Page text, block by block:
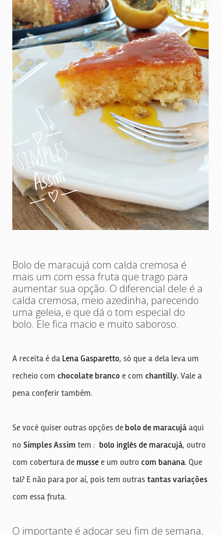
Bolo de maracujá com calda cremosa é
mais um com essa fruta que trago para
aumentar sua opção. O diferencial dele é a
calda cremosa, meio azedinha, parecendo
uma geleia, e que dá o tom especial do
bolo. Ele fica macio e muito saboroso.
A receita é da Lena Gasparetto, só que a dela leva um
recheio com chocolate brancoe com chantilly.Vale a
pena conferir também.
Se você quiser outras opções debolo de maracujáaqui
no Simples Assimtem : bolo inglês de maracujá, outro
com cobertura de musse e um outro com banana. Que
tal? E não para por aí, pois tem outrastantas variações
com essa fruta.
O importante é adoçar seu fim de semana,